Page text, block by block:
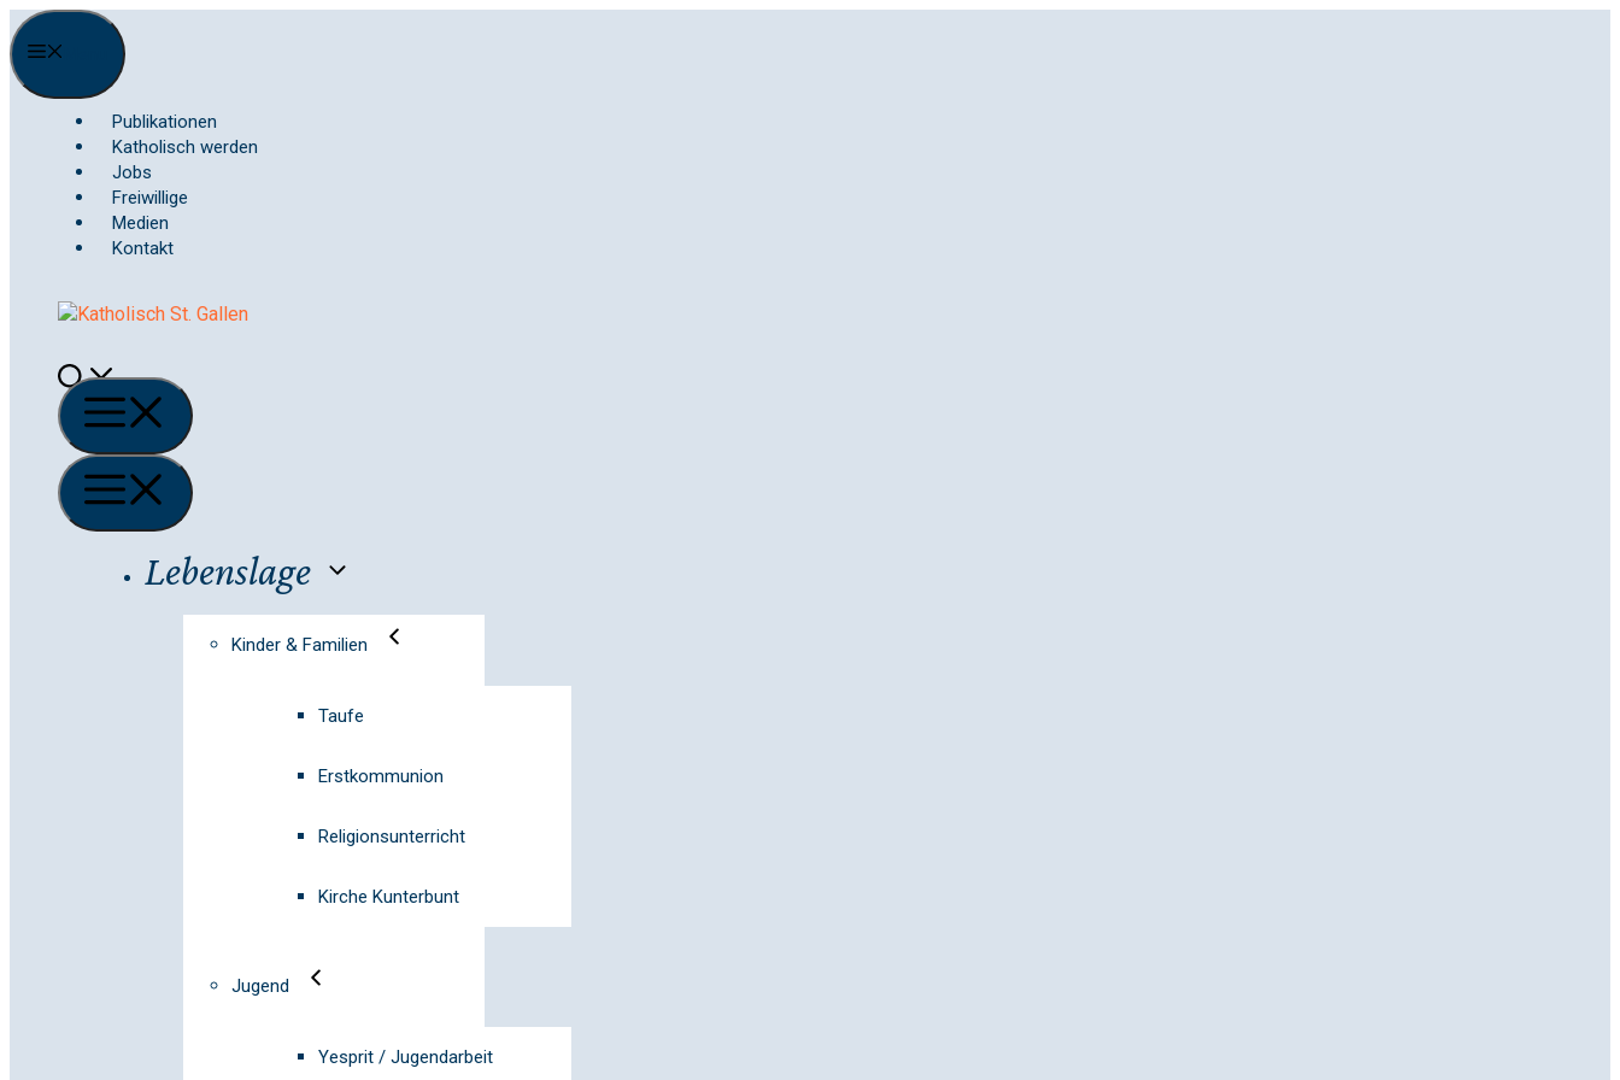
Springe
zum
Inhalt
Publikationen
Katholisch werden
Jobs
Freiwillige
Medien
Kontakt
Menü
Menü
Lebenslage
Kinder & Familien
Taufe
Erstkommunion
Religionsunterricht
Kirche Kunterbunt
Jugend
Yesprit / Jugendarbeit